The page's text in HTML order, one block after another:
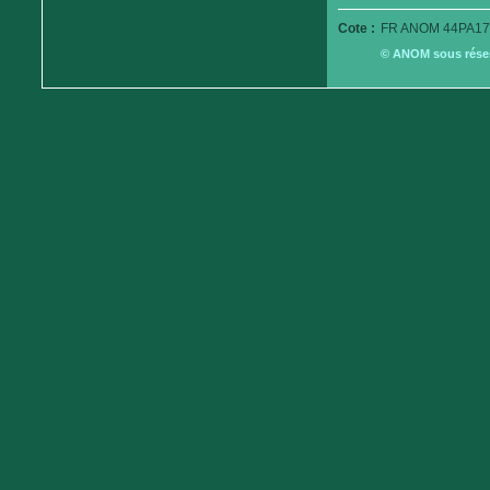
Cote : FR ANOM
© ANOM sous